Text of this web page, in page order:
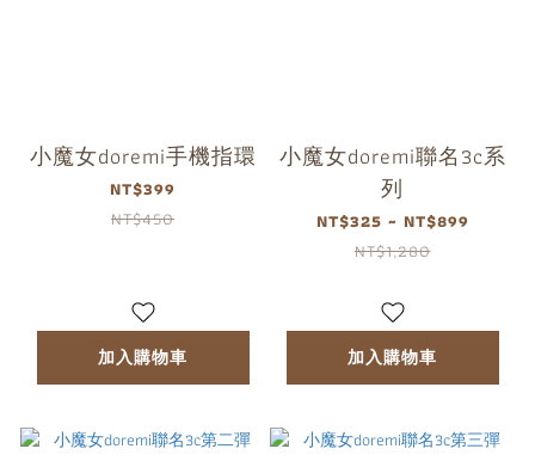
小魔女doremi手機指環
NT$399
NT$450
加入購物車
小魔女doremi聯名3c系
列
NT$325 ~ NT$899
NT$1,280
加入購物車